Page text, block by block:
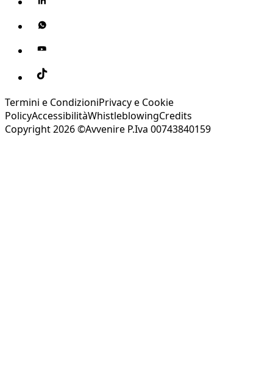
Termini e CondizioniPrivacy e Cookie
PolicyAccessibilitàWhistleblowingCredits
Copyright 2026 ©Avvenire P.Iva 00743840159